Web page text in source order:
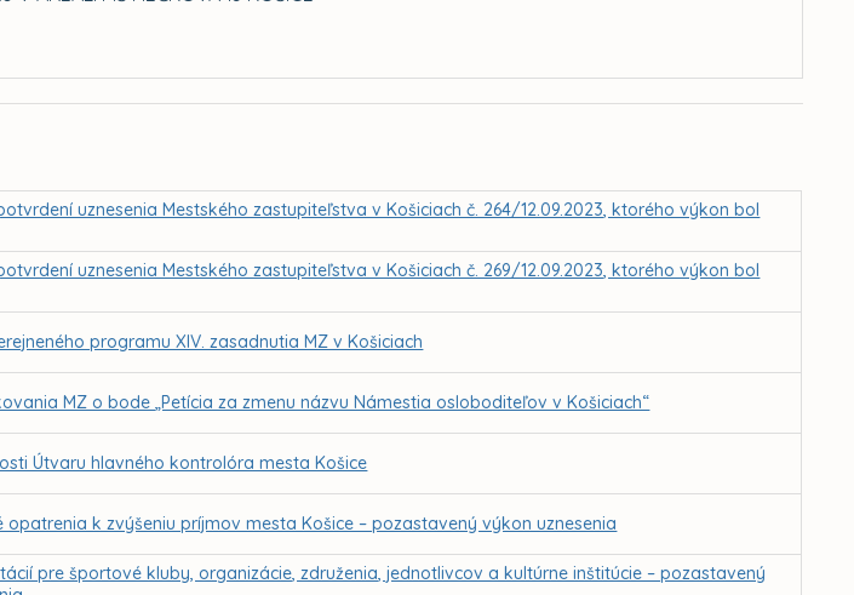
uznesenia Mestského zastupiteľstva v Košiciach č. 264/12.09.2023, ktorého výkon bol
uznesenia Mestského zastupiteľstva v Košiciach č. 269/12.09.2023, ktorého výkon bol
programu XIV. zasadnutia MZ v Košiciach
MZ o bode „Petícia za zmenu názvu Námestia osloboditeľov v Košiciach“
Útvaru hlavného kontrolóra mesta Košice
opatrenia k zvýšeniu príjmov mesta Košice – pozastavený výkon uznesenia
pre športové kluby, organizácie, združenia, jednotlivcov a kultúrne inštitúcie – pozastavený